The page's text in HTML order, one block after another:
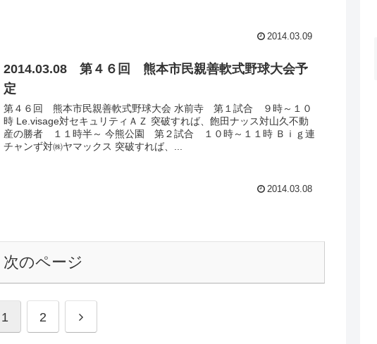
2014.03.09
2014.03.08 第４６回 熊本市民親善軟式野球大会予
定
第４６回 熊本市民親善軟式野球大会 水前寺 第１試合 ９時～１０
時 Le.visage対セキュリティＡＺ 突破すれば、飽田ナッス対山久不動
産の勝者 １１時半～ 今熊公園 第２試合 １０時～１１時 Ｂｉｇ連
チャンず対㈱ヤマックス 突破すれば、...
2014.03.08
次のページ
1 2 次